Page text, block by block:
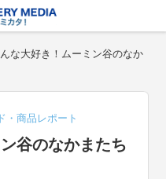
な大好き！ムーミン谷のなか
・商品レポート
谷のなかまたち